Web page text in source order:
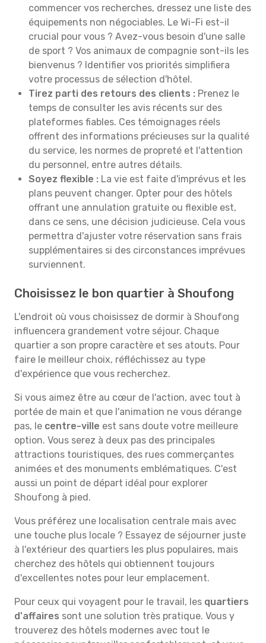
commencer vos recherches, dressez une liste des
équipements non négociables. Le Wi-Fi est-il
crucial pour vous ? Avez-vous besoin d'une salle
de sport ? Vos animaux de compagnie sont-ils les
bienvenus ? Identifier vos priorités simplifiera
votre processus de sélection d'hôtel.
Tirez parti des retours des clients : Prenez le
temps de consulter les avis récents sur des
plateformes fiables. Ces témoignages réels
offrent des informations précieuses sur la qualité
du service, les normes de propreté et l'attention
du personnel, entre autres détails.
Soyez flexible : La vie est faite d'imprévus et les
plans peuvent changer. Opter pour des hôtels
offrant une annulation gratuite ou flexible est,
dans ce sens, une décision judicieuse. Cela vous
permettra d'ajuster votre réservation sans frais
supplémentaires si des circonstances imprévues
surviennent.
Choisissez le bon quartier à Shoufong
L'endroit où vous choisissez de dormir à Shoufong
influencera grandement votre séjour. Chaque
quartier a son propre caractère et ses atouts. Pour
faire le meilleur choix, réfléchissez au type
d'expérience que vous recherchez.
Si vous aimez être au cœur de l'action, avec tout à
portée de main et que l'animation ne vous dérange
pas, le centre-ville est sans doute votre meilleure
option. Vous serez à deux pas des principales
attractions touristiques, des rues commerçantes
animées et des monuments emblématiques. C'est
aussi un point de départ idéal pour explorer
Shoufong à pied.
Vous préférez une localisation centrale mais avec
une touche plus locale ? Essayez de séjourner juste
à l'extérieur des quartiers les plus populaires, mais
cherchez des hôtels qui obtiennent toujours
d'excellentes notes pour leur emplacement.
Pour ceux qui voyagent pour le travail, les quartiers
d'affaires sont une solution très pratique. Vous y
trouverez des hôtels modernes avec tout le